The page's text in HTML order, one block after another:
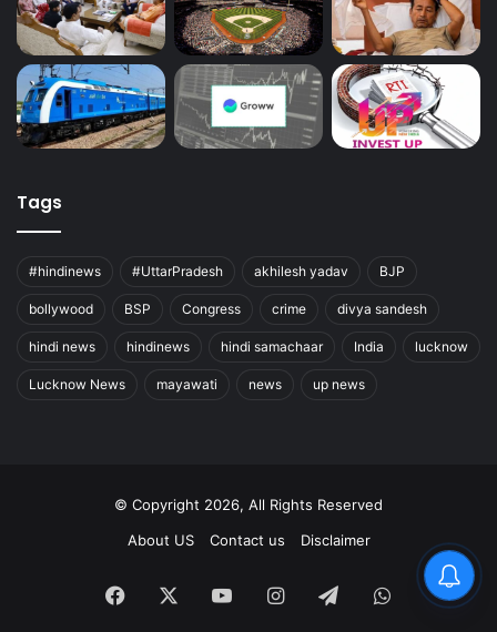
Tags
#hindinews #UttarPradesh akhilesh yadav BJP
bollywood BSP Congress crime divya sandesh
hindi news hindinews hindi samachaar India lucknow
Lucknow News mayawati news up news
© Copyright 2026, All Rights Reserved
About US
Contact us Disclaimer
Facebook YouTubeInstagramTelegramWhatsApp